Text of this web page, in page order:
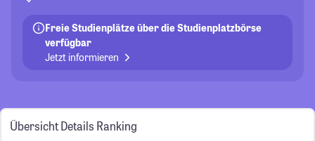
Freie Studienplätze über die Studienplatzbörse
verfügbar
Jetzt informieren
Übersicht Details Ranking